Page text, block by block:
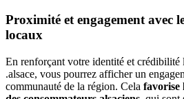
Proximité et engagement avec
locaux
En renforçant votre identité et crédibilité
.alsace, vous pourrez afficher un
communauté de la région. Cela favorise